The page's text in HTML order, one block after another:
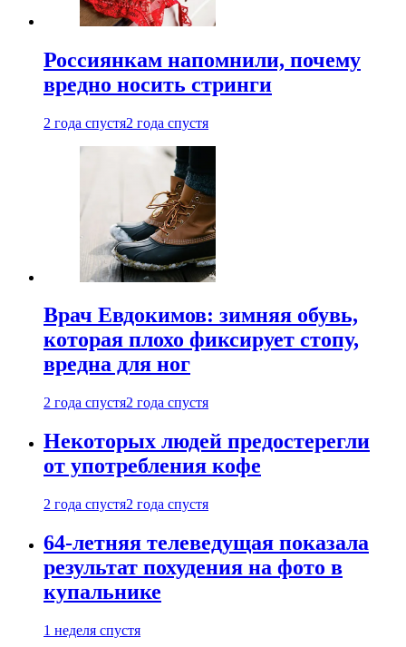
Россиянкам напомнили, почему
вредно носить стринги
2 года спустя2 года спустя
Врач Евдокимов: зимняя обувь,
которая плохо фиксирует стопу,
вредна для ног
2 года спустя2 года спустя
Некоторых людей предостерегли
от употребления кофе
2 года спустя2 года спустя
64-летняя телеведущая показала
результат похудения на фото в
купальнике
1 неделя спустя